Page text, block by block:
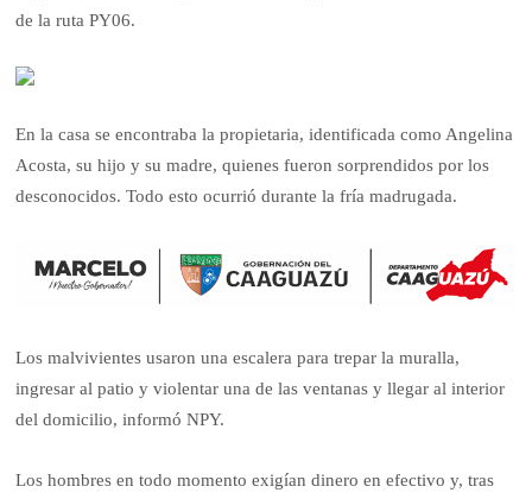
de la ruta PY06.
En la casa se encontraba la propietaria, identificada como Angelina
Acosta, su hijo y su madre, quienes fueron sorprendidos por los
desconocidos. Todo esto ocurrió durante la fría madrugada.
Los malvivientes usaron una escalera para trepar la muralla,
ingresar al patio y violentar una de las ventanas y llegar al interior
del domicilio, informó NPY.
Los hombres en todo momento exigían dinero en efectivo y, tras